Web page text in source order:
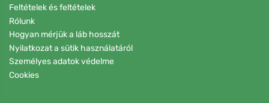
Feltételek és feltételek
Rólunk
Hogyan mérjük a láb hosszát
Nyilatkozat a sütik használatáról
Személyes adatok védelme
Cookies